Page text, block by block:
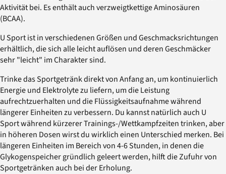
Aktivität bei. Es enthält auch verzweigtkettige Aminosäuren
(BCAA).
U Sport ist in verschiedenen Größen und Geschmacksrichtungen
erhältlich, die sich alle leicht auflösen und deren Geschmäcker
sehr "leicht" im Charakter sind.
Trinke das Sportgetränk direkt von Anfang an, um kontinuierlich
Energie und Elektrolyte zu liefern, um die Leistung
aufrechtzuerhalten und die Flüssigkeitsaufnahme während
längerer Einheiten zu verbessern. Du kannst natürlich auch U
Sport während kürzerer Trainings-/Wettkampfzeiten trinken, aber
in höheren Dosen wirst du wirklich einen Unterschied merken. Bei
längeren Einheiten im Bereich von 4-6 Stunden, in denen die
Glykogenspeicher gründlich geleert werden, hilft die Zufuhr von
Sportgetränken auch bei der Erholung.